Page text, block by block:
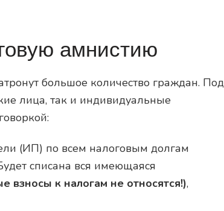
амнистию
большое количество граждан. Под
лица, так и индивидуальные
(ИП) по всем налоговым долгам
списана вся имеющаяся
взносы к налогам не относятся!),